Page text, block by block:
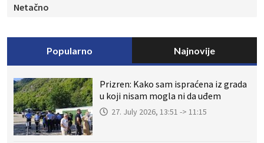
Netačno
Popularno Najnovije
Prizren: Kako sam ispraćena iz grada
u koji nisam mogla ni da uđem
27. July 2026, 13:51 -> 11:15